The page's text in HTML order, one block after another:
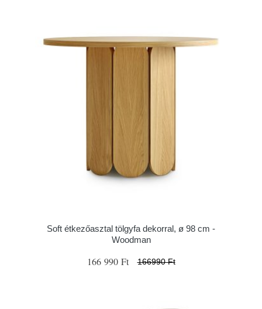
Soft étkezőasztal tölgyfa dekorral, ø 98 cm -
Woodman
166 990 Ft 166990 Ft